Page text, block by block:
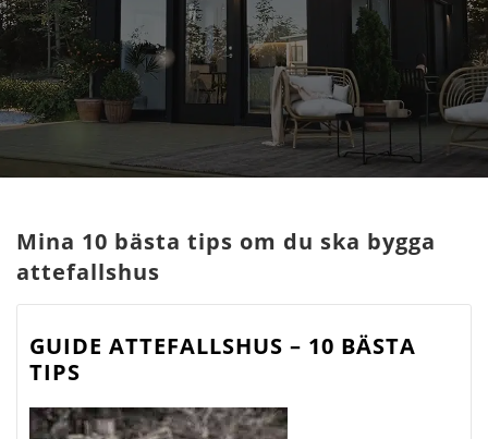
Mina 10 bästa tips om du ska bygga
attefallshus
GUIDE ATTEFALLSHUS – 10 BÄSTA
TIPS